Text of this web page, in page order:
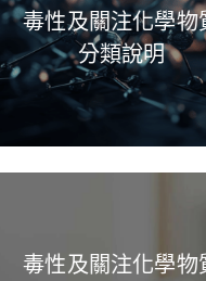
毒性及關注化學物
分類說明
毒性及關注化學物